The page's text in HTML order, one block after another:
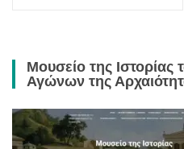
Μουσείο της
Αγώνων της